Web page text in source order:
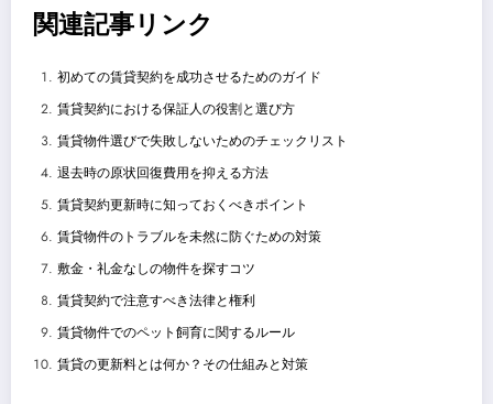
関連記事リンク
初めての賃貸契約を成功させるためのガイド
賃貸契約における保証人の役割と選び方
賃貸物件選びで失敗しないためのチェックリスト
退去時の原状回復費用を抑える方法
賃貸契約更新時に知っておくべきポイント
賃貸物件のトラブルを未然に防ぐための対策
敷金・礼金なしの物件を探すコツ
賃貸契約で注意すべき法律と権利
賃貸物件でのペット飼育に関するルール
賃貸の更新料とは何か？その仕組みと対策